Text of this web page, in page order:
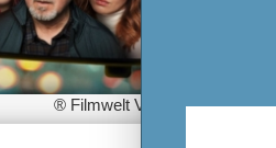
® Filmwelt Verleih